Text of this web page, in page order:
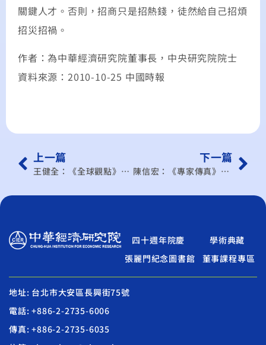
關鍵人才。否則，招商只是招熱錢，徒然給自己招煩
招災招禍。
作者：為中華經濟研究院董事長，中央研究院院士
資料來源：2010-10-25 中國時報
上一篇
王健全：《全球觀點》ECFA時代下的台灣人才
下一篇
陳信宏：《專家傳真》ECFA條件下產業發展的策略 兩岸合作 得換新腦袋
四十週年院慶
學術典藏
張麗門紀念圖書館
董事課程專區
地址: 台北市大安區長興街75號
電話: +886-2-2735-6006
傳真: +886-2-2735-6035